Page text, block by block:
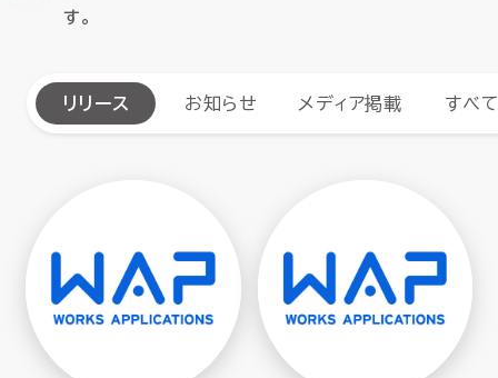
す。
リリース お知らせ メディア掲載 すべ